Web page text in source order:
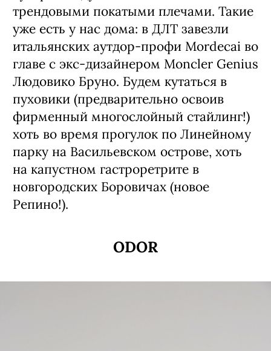
трендовыми покатыми плечами. Такие
уже есть у нас дома: в ДЛТ завезли
итальянских аутдор-профи Mordecai во
главе с экс-дизайнером Moncler Genius
Людовико Бруно. Будем кутаться в
пуховики (предварительно освоив
фирменный многослойный стайлинг!)
хоть во время прогулок по Линейному
парку на Васильевском острове, хоть
на капустном гастроретрите в
новгородских Боровичах (новое
Репино!).
ODOR